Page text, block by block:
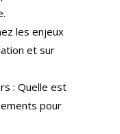
les enjeux
et sur
: Quelle est
pour